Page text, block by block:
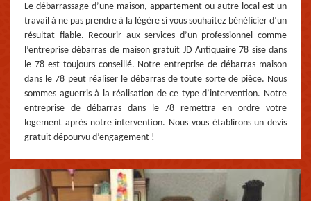
Le débarrassage d’une maison, appartement ou autre local est un
travail à ne pas prendre à la légère si vous souhaitez bénéficier d’un
résultat fiable. Recourir aux services d’un professionnel comme
l’entreprise débarras de maison gratuit JD Antiquaire 78 sise dans
le 78 est toujours conseillé. Notre entreprise de débarras maison
dans le 78 peut réaliser le débarras de toute sorte de pièce. Nous
sommes aguerris à la réalisation de ce type d’intervention. Notre
entreprise de débarras dans le 78 remettra en ordre votre
logement après notre intervention. Nous vous établirons un devis
gratuit dépourvu d’engagement !